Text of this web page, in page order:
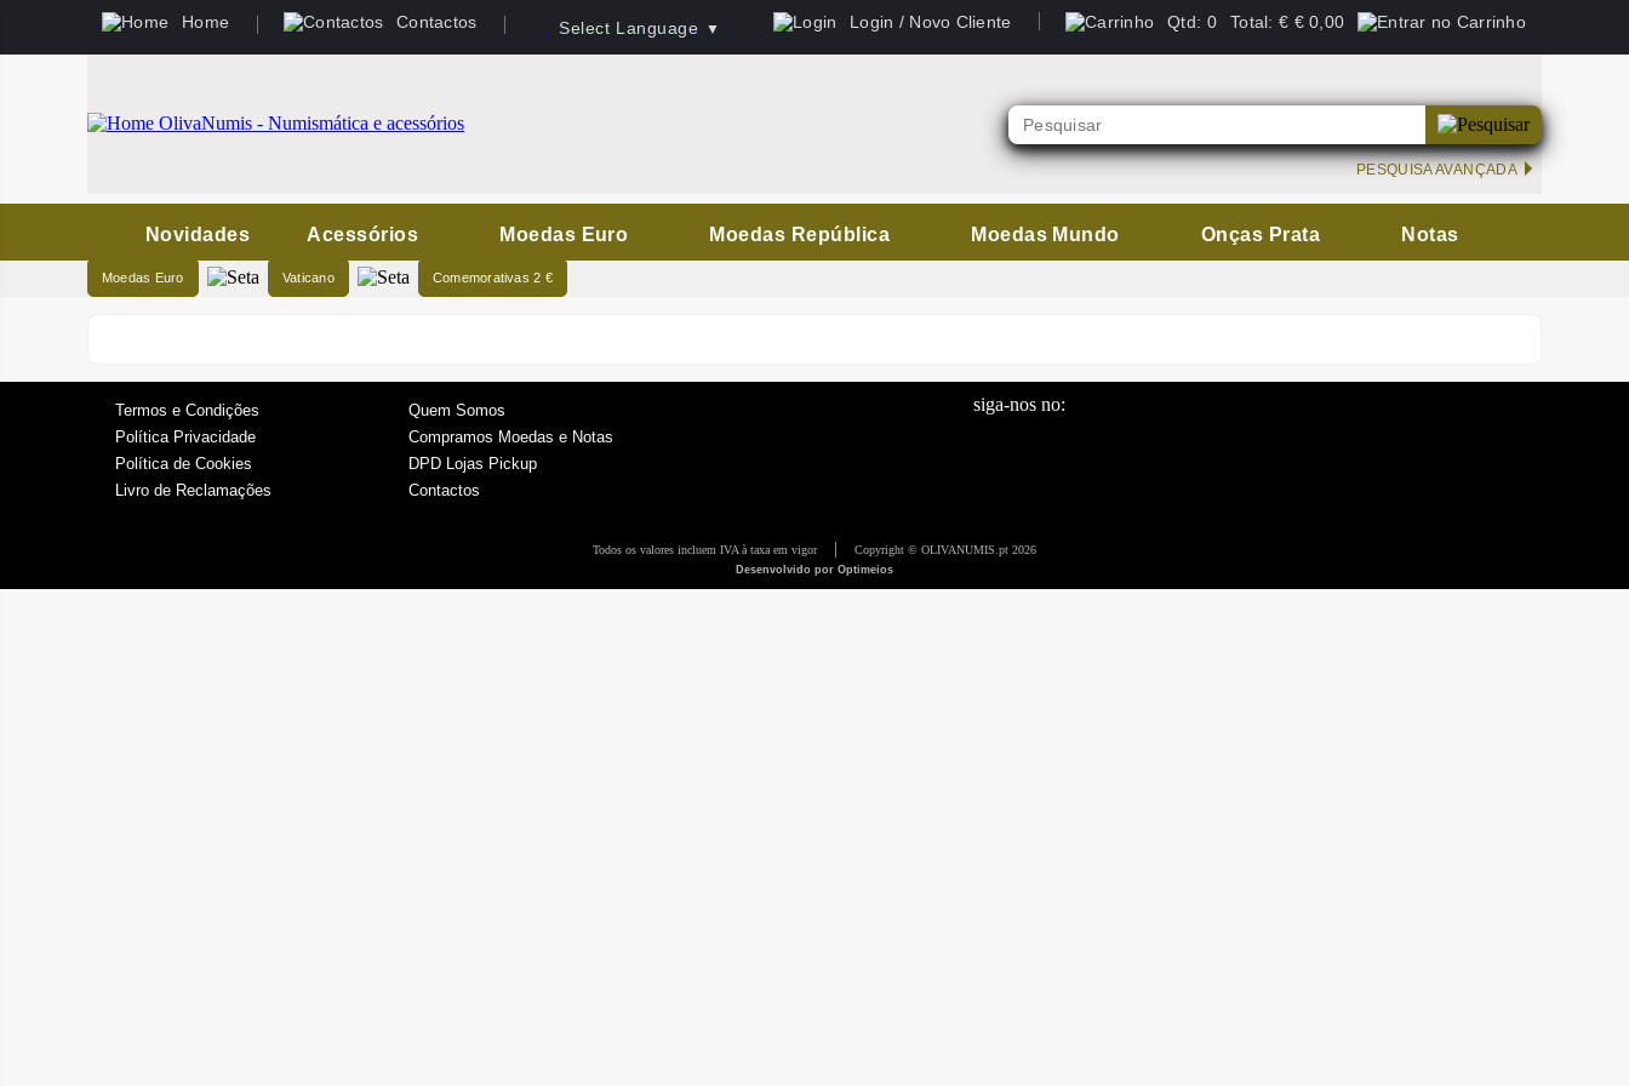
Home Contactos Select Language ▼ Login / Novo Cliente Qtd: 0 Total: € € 0,00
PESQUISA AVANÇADA
Novidades Acessórios Moedas Euro Moedas República Moedas Mundo Onças Prata Notas
Moedas Euro Vaticano Comemorativas 2 €
Termos e Condições
Política Privacidade
Política de Cookies
Livro de Reclamações
Quem Somos
Compramos Moedas e Notas
DPD Lojas Pickup
Contactos
siga-nos no:
Todos os valores incluem IVA à taxa em vigor Copyright © OLIVANUMIS.pt 2026
Desenvolvido por Optimeios